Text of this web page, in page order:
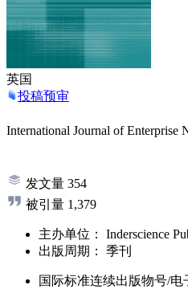
英国
投稿预审
International Journal of Enterprise
发文量 354
被引量 1,379
主办单位：
Inderscience
出版周期：
季刊
国际标准连续出版物号/电